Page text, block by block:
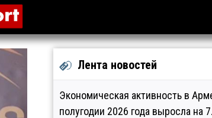
Лента новостей
Экономическая активность в
полугодии 2026 года выросла на